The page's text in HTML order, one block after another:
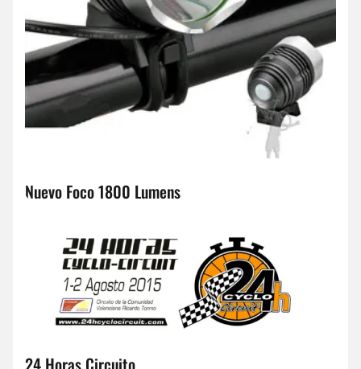
Nuevo Foco 1800 Lumens
24 Horas Circuito,